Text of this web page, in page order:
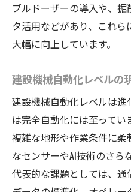
展望
建設機械自動運
握
自動運転建設機
例
建設機械の未来
は
ブルドーザーの導入や、
タ活用などがあり、これ
大幅に向上しています。
建設機械自動化レベルの
建設機械自動化レベルは
は完全自動化には至って
複雑な地形や作業条件に
なセンサーやAI技術のさら
代表的な課題としては、